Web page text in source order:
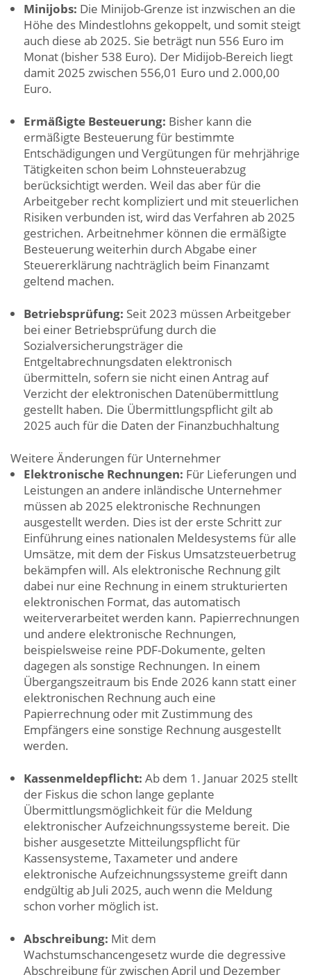
Minijobs: Die Minijob-Grenze ist inzwischen an die
Höhe des Mindestlohns gekoppelt, und somit steigt
auch diese ab 2025. Sie beträgt nun 556 Euro im
Monat (bisher 538 Euro). Der Midijob-Bereich liegt
damit 2025 zwischen 556,01 Euro und 2.000,00
Euro.
Ermäßigte Besteuerung: Bisher kann die
ermäßigte Besteuerung für bestimmte
Entschädigungen und Vergütungen für mehrjährige
Tätigkeiten schon beim Lohnsteuerabzug
berücksichtigt werden. Weil das aber für die
Arbeitgeber recht kompliziert und mit steuerlichen
Risiken verbunden ist, wird das Verfahren ab 2025
gestrichen. Arbeitnehmer können die ermäßigte
Besteuerung weiterhin durch Abgabe einer
Steuererklärung nachträglich beim Finanzamt
geltend machen.
Betriebsprüfung: Seit 2023 müssen Arbeitgeber
bei einer Betriebsprüfung durch die
Sozialversicherungsträger die
Entgeltabrechnungsdaten elektronisch
übermitteln, sofern sie nicht einen Antrag auf
Verzicht der elektronischen Datenübermittlung
gestellt haben. Die Übermittlungspflicht gilt ab
2025 auch für die Daten der Finanzbuchhaltung
Weitere Änderungen für Unternehmer
Elektronische Rechnungen: Für Lieferungen und
Leistungen an andere inländische Unternehmer
müssen ab 2025 elektronische Rechnungen
ausgestellt werden. Dies ist der erste Schritt zur
Einführung eines nationalen Meldesystems für alle
Umsätze, mit dem der Fiskus Umsatzsteuerbetrug
bekämpfen will. Als elektronische Rechnung gilt
dabei nur eine Rechnung in einem strukturierten
elektronischen Format, das automatisch
weiterverarbeitet werden kann. Papierrechnungen
und andere elektronische Rechnungen,
beispielsweise reine PDF-Dokumente, gelten
dagegen als sonstige Rechnungen. In einem
Übergangszeitraum bis Ende 2026 kann statt einer
elektronischen Rechnung auch eine
Papierrechnung oder mit Zustimmung des
Empfängers eine sonstige Rechnung ausgestellt
werden.
Kassenmeldepflicht: Ab dem 1. Januar 2025 stellt
der Fiskus die schon lange geplante
Übermittlungsmöglichkeit für die Meldung
elektronischer Aufzeichnungssysteme bereit. Die
bisher ausgesetzte Mitteilungspflicht für
Kassensysteme, Taxameter und andere
elektronische Aufzeichnungssysteme greift dann
endgültig ab Juli 2025, auch wenn die Meldung
schon vorher möglich ist.
Abschreibung: Mit dem
Wachstumschancengesetz wurde die degressive
Abschreibung für zwischen April und Dezember